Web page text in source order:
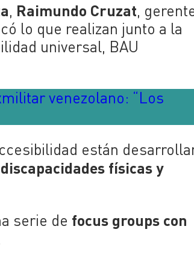
, Raimundo Cruzat,
lo que realizan junto a la
universal, BAU
venezolano: “Los
están
físicas y
serie de focus groups con